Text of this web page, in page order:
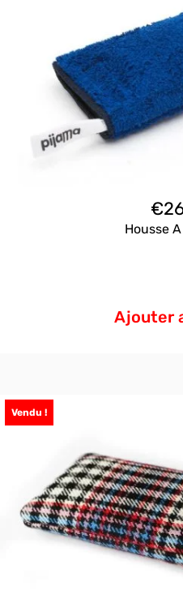
€
Housse
Ajouter
Vendu !